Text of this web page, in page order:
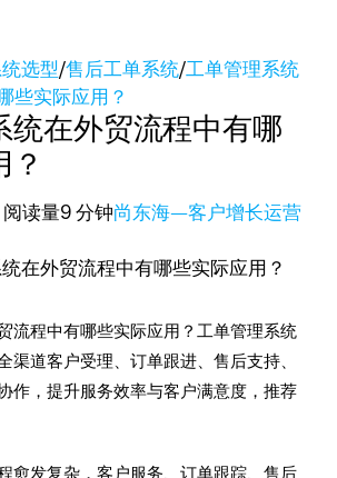
选型/售后工单系统/工单管理系统
些实际应用？
统在外贸流程中有哪
？
阅读量9 分钟尚东海—客户增长运营
流程中有哪些实际应用？工单管理系统
渠道客户受理、订单跟进、售后支持、
作，提升服务效率与客户满意度，推荐
愈发复杂，客户服务、订单跟踪、售后